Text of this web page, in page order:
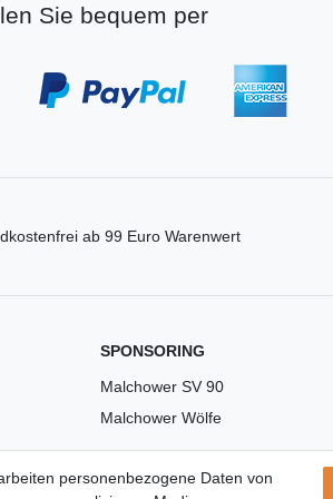
Sie bequem per
ab 99 Euro Warenwert
SPONSORING
Malchower SV 90
Malchower Wölfe
personenbezogene Daten von